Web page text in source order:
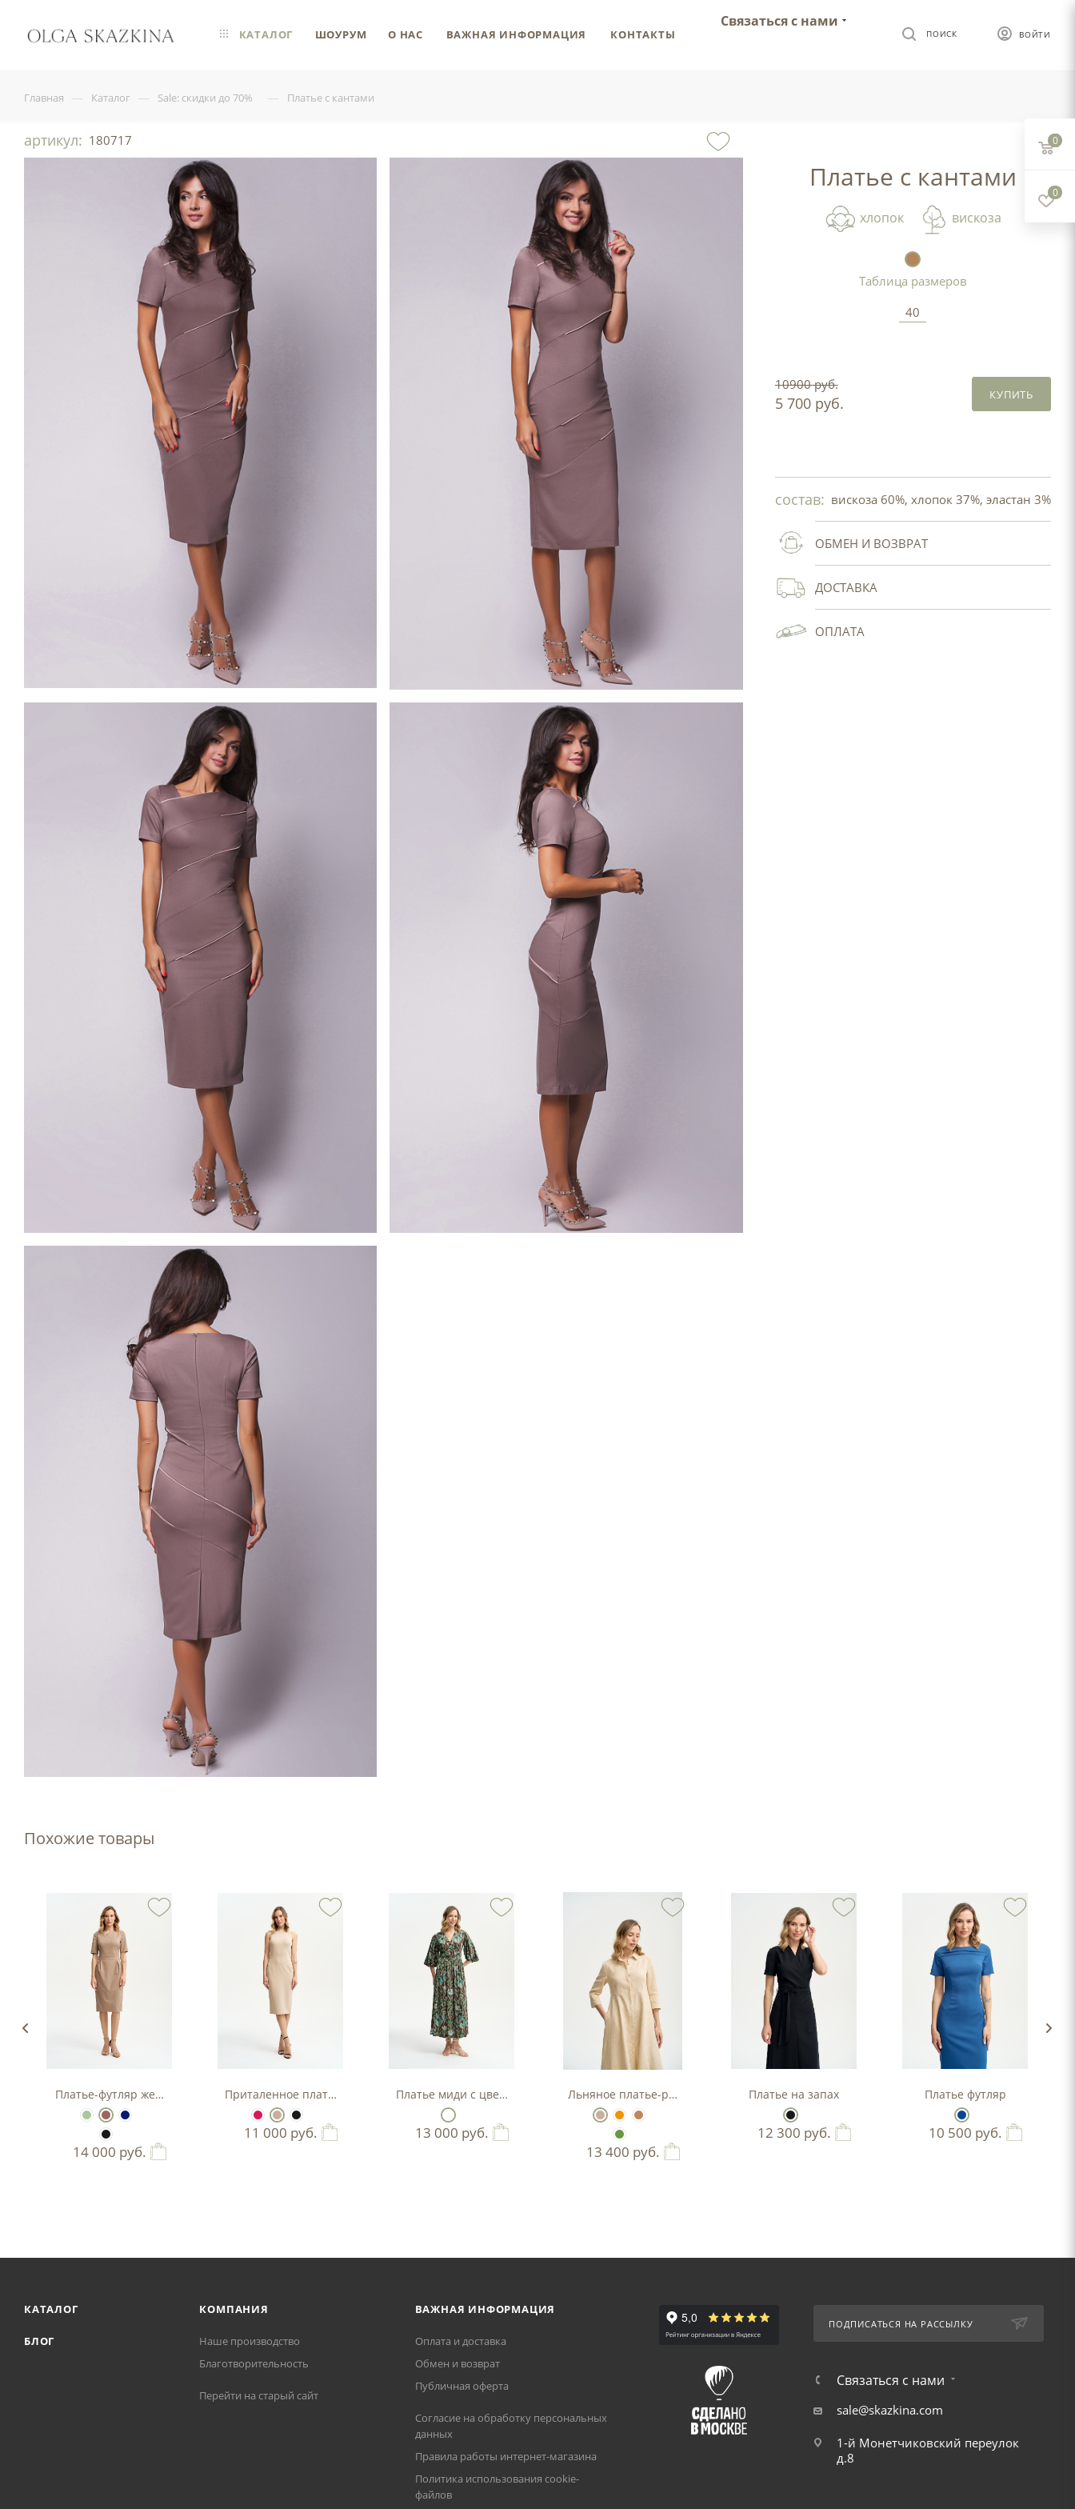
ВОЙТИ
ПОИСК
Связаться с нами
КАТАЛОГ ШОУРУМ О НАС ВАЖНАЯ ИНФОРМАЦИЯ КОНТАКТЫ
Главная — Каталог — Sale: скидки до 70% — Платье с кантами
артикул: 180717
Платье с кантами
хлопок вискоза
Таблица размеров
40
10900 руб.
5 700 руб. КУПИТЬ
состав: вискоза 60%, хлопок 37%, эластан 3%
ОБМЕН И ВОЗВРАТ
ДОСТАВКА
ОПЛАТА
Похожие товары
Платье-футляр женское
14 000 руб.
Приталенное платье-футляр
11 000 руб.
Платье миди с цветочным принтом
13 000 руб.
Льняное платье-рубашка А-силуэта
13 400 руб.
Платье на запах
12 300 руб.
Платье футляр
10 500 руб.
КАТАЛОГ
БЛОГ
КОМПАНИЯ
Наше производство
Благотворительность
Перейти на старый сайт
ВАЖНАЯ ИНФОРМАЦИЯ
Оплата и доставка
Обмен и возврат
Публичная оферта
Согласие на обработку персональных
данных
Правила работы интернет-магазина
Политика использования cookie-
файлов
ПОДПИСАТЬСЯ НА РАССЫЛКУ
Связаться с нами
sale@skazkina.com
1-й Монетчиковский переулок
д.8
0
0